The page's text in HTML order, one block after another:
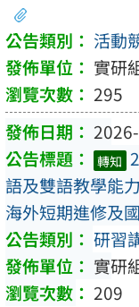
活動
實研
295
轉知
語及雙語教學能
海外短期進修及
研習
實研
209